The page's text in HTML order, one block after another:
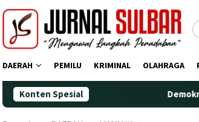
DAERAH PEMILU KRIMINAL OLAHRAGA
Konten Spesial Demokrat Polman